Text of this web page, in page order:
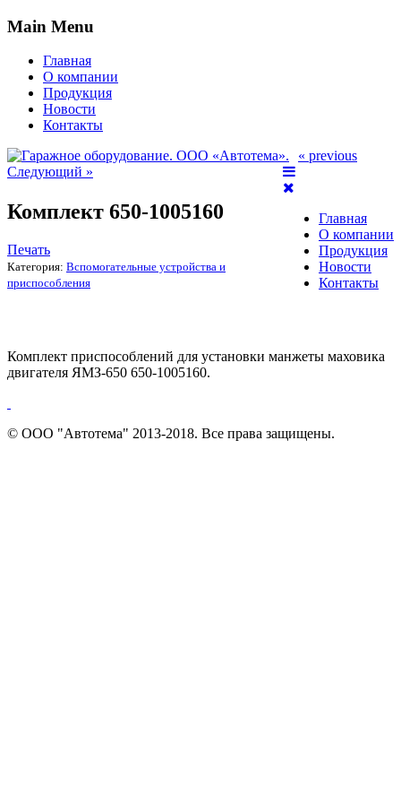
Main Menu
Главная
О компании
Продукция
Новости
Контакты
Главная
О компании
Продукция
Новости
Контакты
« previous
Следующий »
Комплект 650-1005160
Печать
Категория: Вспомогательные устройства и
приспособления
Комплект приспособлений для установки манжеты маховика
двигателя ЯМЗ-650 650-1005160.
© ООО "Автотема" 2013-2018. Все права защищены.